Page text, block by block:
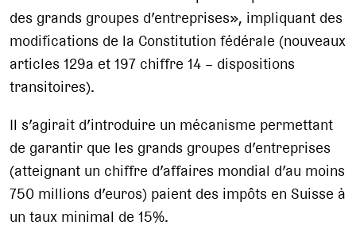
des grands groupes d’entreprises», impliquant des
modifications de la Constitution fédérale (nouveaux
articles 129a et 197 chiffre 14 – dispositions
transitoires).
Il s’agirait d’introduire un mécanisme permettant
de garantir que les grands groupes d’entreprises
(atteignant un chiffre d’affaires mondial d’au moins
750 millions d’euros) paient des impôts en Suisse à
un taux minimal de 15%.